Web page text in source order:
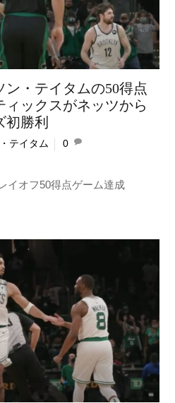
ン・テイタムの50得点
ィックスがネッツから
初勝利
テイタム 0
イオフ50得点ゲーム達成